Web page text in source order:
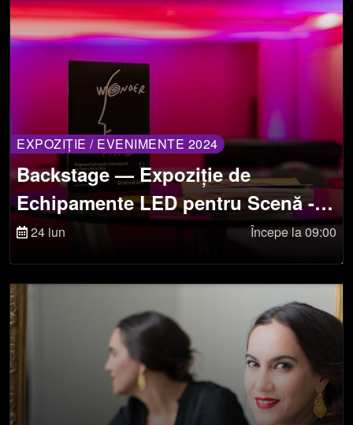
EXPOZIȚIE / EVENIMENTE 2024
Backstage — Expoziție de
Echipamente LED pentru Scenă -
Ziua 1
24 iun Începe la 09:00